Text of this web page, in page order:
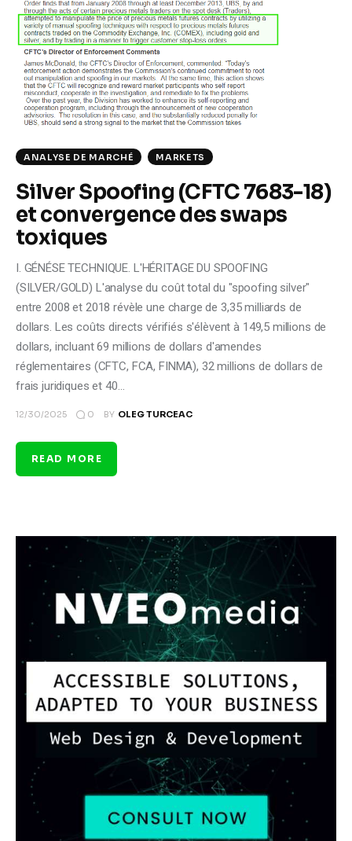
Climate
Markets
Tech
Reports
Shop
ANALYSE DE MARCHÉ MARKETS
Silver Spoofing (CFTC 7683-18)
et convergence des swaps
toxiques
I. GÉNÉSE TECHNIQUE. L'HÉRITAGE DU SPOOFING
(SILVER/GOLD) L'analyse du coût total du "spoofing silver"
entre 2008 et 2018 révèle une charge de 3,35 milliards de
dollars. Les coûts directs vérifiés s'élèvent à 149,5 millions de
dollars, incluant 69 millions de dollars d'amendes
réglementaires (CFTC, FCA, FINMA), 32 millions de dollars de
frais juridiques et 40…
12/30/2025 0 BY OLEG TURCEAC
READ MORE